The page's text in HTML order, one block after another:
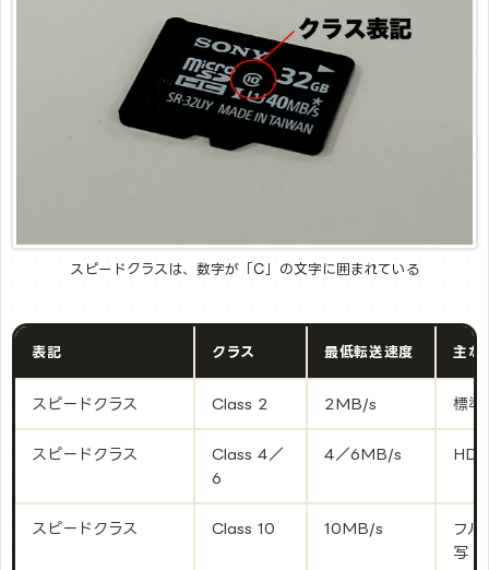
スピードクラスは、数字が「C」の文字に囲まれている
表記 クラス 最低転送速度 主な
スピードクラス Class 2 2MB/s 標準
スピードクラス
Class 4／
6
4／6MB/s HD
スピードクラス Class 10 10MB/s
フル
写